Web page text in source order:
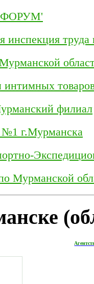
'ФОРУМ'
инспекция
филиал
г.Мурманска
Мурманской